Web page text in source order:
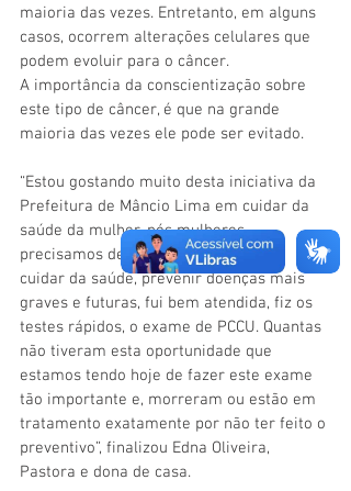
maioria das vezes. Entretanto, em alguns
casos, ocorrem alterações celulares que
podem evoluir para o câncer.
A importância da conscientização sobre
este tipo de câncer, é que na grande
maioria das vezes ele pode ser evitado.
“Estou gostando muito desta iniciativa da
Prefeitura de Mâncio Lima em cuidar da
saúde da mulher, nós mulheres
precisamos de momentos com este,
cuidar da saúde, prevenir doenças mais
graves e futuras, fui bem atendida, fiz os
testes rápidos, o exame de PCCU. Quantas
não tiveram esta oportunidade que
estamos tendo hoje de fazer este exame
tão importante e, morreram ou estão em
tratamento exatamente por não ter feito o
preventivo”, finalizou Edna Oliveira,
Pastora e dona de casa.